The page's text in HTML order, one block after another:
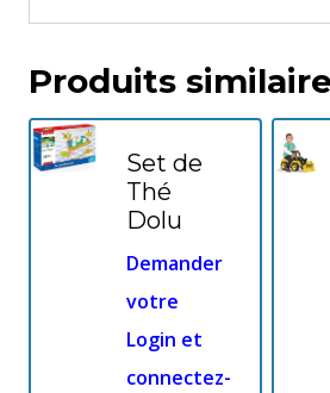
Produits
Set de
Thé
Dolu
Demander
votre
Login et
connectez-